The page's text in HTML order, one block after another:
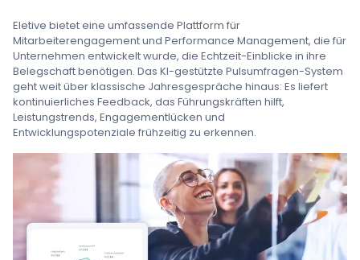
Eletive bietet eine umfassende Plattform für
Mitarbeiterengagement und Performance Management, die für
Unternehmen entwickelt wurde, die Echtzeit-Einblicke in ihre
Belegschaft benötigen. Das KI-gestützte Pulsumfragen-System
geht weit über klassische Jahresgespräche hinaus: Es liefert
kontinuierliches Feedback, das Führungskräften hilft,
Leistungstrends, Engagementlücken und
Entwicklungspotenziale frühzeitig zu erkennen.